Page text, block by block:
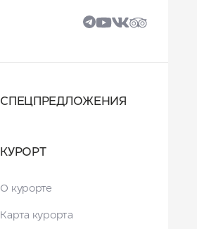
СПЕЦПРЕДЛОЖЕНИЯ
КУРОРТ
О курорте
Карта курорта